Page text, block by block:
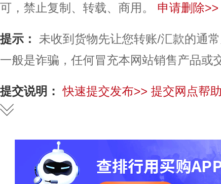
可，禁止复制、转载、商用。
申请删除>>
提示：
未收到货物先让您转账/汇款的通
一般是诈骗，任何冒充本网站销售产品或
提交说明： 快速提交发布>> 提交网点帮